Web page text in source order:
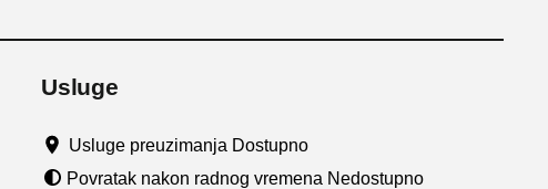
Usluge
Usluge preuzimanja Dostupno
Povratak nakon radnog vremena Nedostupno